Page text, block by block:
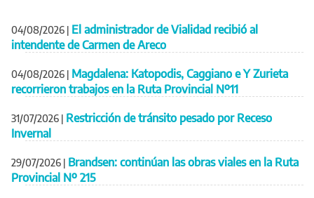
04/08/2026 | El administrador de Vialidad recibió al
intendente de Carmen de Areco
04/08/2026 | Magdalena: Katopodis, Caggiano e Y Zurieta
recorrieron trabajos en la Ruta Provincial Nº11
31/07/2026 | Restricción de tránsito pesado por Receso
Invernal
29/07/2026 | Brandsen: continúan las obras viales en la Ruta
Provincial Nº 215